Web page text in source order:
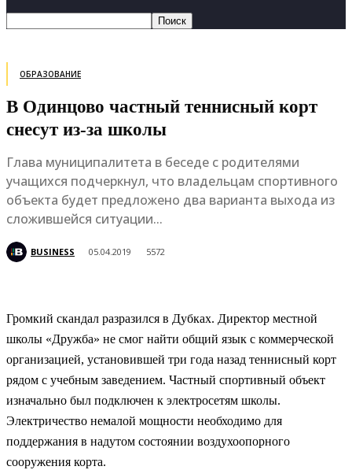
ОБРАЗОВАНИЕ
В Одинцово частный теннисный корт
снесут из-за школы
Глава муниципалитета в беседе с родителями
учащихся подчеркнул, что владельцам спортивного
объекта будет предложено два варианта выхода из
сложившейся ситуации...
BUSINESS 05.04.2019 5572
Громкий скандал разразился в Дубках. Директор местной
школы «Дружба» не смог найти общий язык с коммерческой
организацией, установившей три года назад теннисный корт
рядом с учебным заведением. Частный спортивный объект
изначально был подключен к электросетям школы.
Электричество немалой мощности необходимо для
поддержания в надутом состоянии воздухоопорного
сооружения корта.